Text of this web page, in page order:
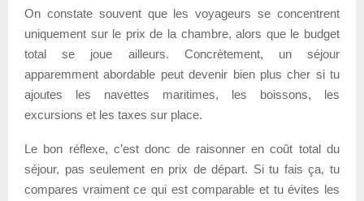
On constate souvent que les voyageurs se concentrent
uniquement sur le prix de la chambre, alors que le budget
total se joue ailleurs. Concrètement, un séjour
apparemment abordable peut devenir bien plus cher si tu
ajoutes les navettes maritimes, les boissons, les
excursions et les taxes sur place.
Le bon réflexe, c’est donc de raisonner en coût total du
séjour, pas seulement en prix de départ. Si tu fais ça, tu
compares vraiment ce qui est comparable et tu évites les